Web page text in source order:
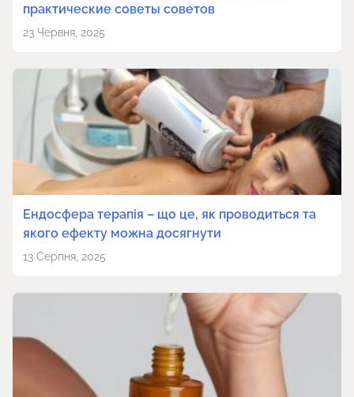
практические советы советов
23 Червня, 2025
Ендосфера терапія – що це, як проводиться та
якого ефекту можна досягнути
13 Серпня, 2025